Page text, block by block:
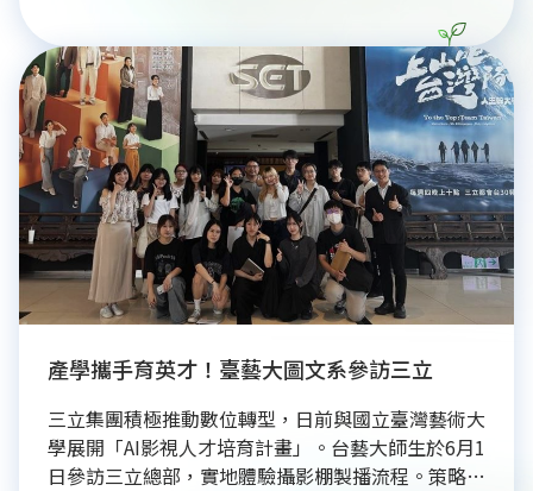
牌與時俱進的永續布局。
產學攜手育英才！臺藝大圖文系參訪三立
三立集團積極推動數位轉型，日前與國立臺灣藝術大
學展開「AI影視人才培育計畫」。台藝大師生於6月1
日參訪三立總部，實地體驗攝影棚製播流程。策略長